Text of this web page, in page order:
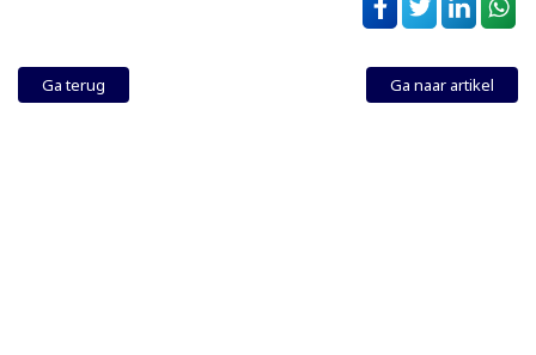
Ga terug Ga naar artikel